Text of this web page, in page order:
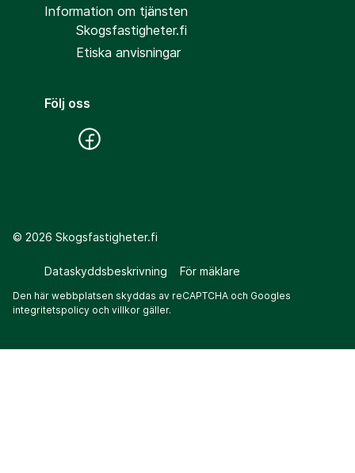
Information om tjänsten
Skogsfastigheter.fi
Etiska anvisningar
Följ oss
© 2026 Skogsfastigheter.fi
Dataskyddsbeskrivning För mäklare
Den här webbplatsen skyddas av reCAPTCHA och Googles
integritetspolicy och villkor gäller.